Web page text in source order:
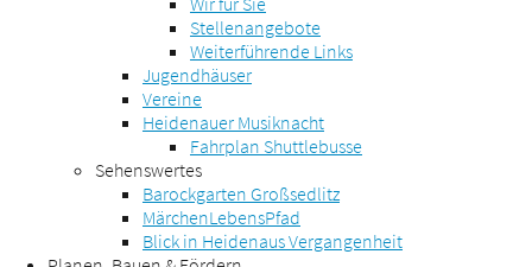
Stellenangebote
Weiterführende Links
Jugendhäuser
Vereine
Heidenauer Musiknacht
Fahrplan Shuttlebusse
Sehenswertes
Barockgarten Großsedlitz
MärchenLebensPfad
Blick in Heidenaus Vergangenheit